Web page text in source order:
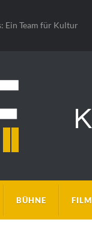
Ein Team für Kultur
BÜHNE FILM